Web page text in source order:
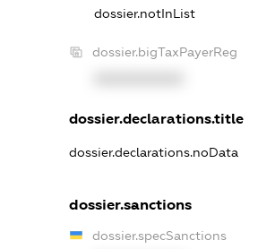
dossier.notInList
dossier.bigTaxPayerReg
dossier.declarations.title
dossier.declarations.noData
dossier.sanctions
dossier.specSanctions